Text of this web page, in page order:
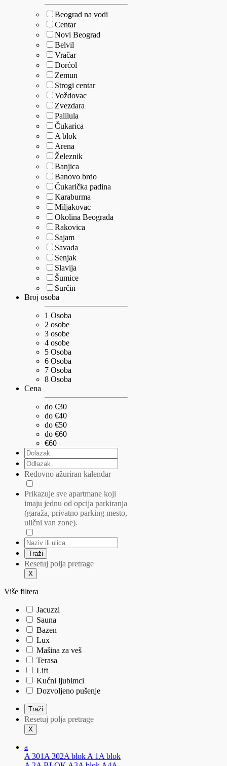
Beograd na vodi
Centar
Novi Beograd
Belvil
Vračar
Dorćol
Zemun
Strogi centar
Voždovac
Zvezdara
Palilula
Čukarica
A blok
Arena
Železnik
Banjica
Banovo brdo
Čukarička padina
Karaburma
Miljakovac
Okolina Beograda
Rakovica
Sajam
Savada
Senjak
Slavija
Šumice
Surčin
Broj osoba
1 Osoba
2 osobe
3 osobe
4 osobe
5 Osoba
6 Osoba
7 Osoba
8 Osoba
Cena
do €30
do €40
do €50
do €60
€60+
Redovno ažuriran kalendar
Prikazuje sve apartmane koji
imaju jednu od opcija parkiranja
(garaža, privatno parking mesto,
ulični van zone).
Resetuj polja pretrage
Više filtera
Jacuzzi
Sauna
Bazen
Lux
Mašina za veš
Terasa
Lift
Kućni ljubimci
Dozvoljeno pušenje
Resetuj polja pretrage
a
A 301 A 302A blok A 1 A blok